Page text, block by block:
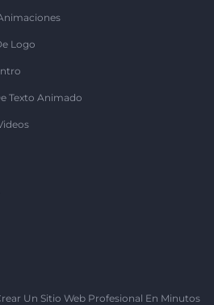
Logo
Texto Animado
Un Sitio Web Profesional En Minutos